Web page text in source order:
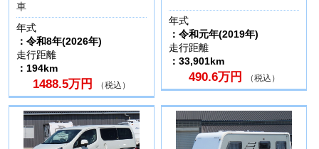
車
年式
：令和8年(2026年)
走行距離
：194km
1488.5万円 （税込）
年式
：令和元年(2019年)
走行距離
：33,901km
490.6万円 （税込）